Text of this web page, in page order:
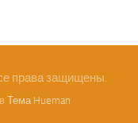
права защищены.
Тема Hueman